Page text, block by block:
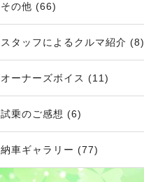
その他 (66)
スタッフによるクルマ紹介 (8)
オーナーズボイス (11)
試乗のご感想 (6)
納車ギャラリー (77)